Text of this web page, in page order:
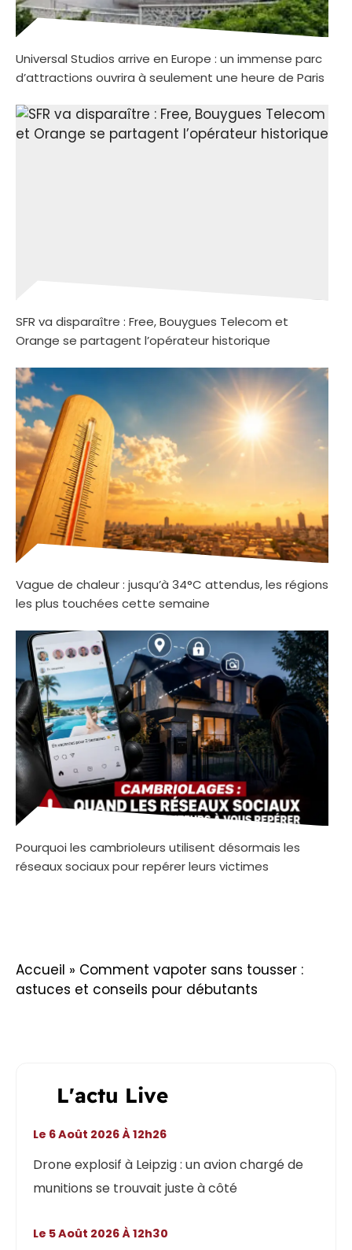
Universal Studios arrive en Europe : un immense parc
d’attractions ouvrira à seulement une heure de Paris
SFR va disparaître : Free, Bouygues Telecom et
Orange se partagent l’opérateur historique
Vague de chaleur : jusqu’à 34°C attendus, les régions
les plus touchées cette semaine
Pourquoi les cambrioleurs utilisent désormais les
réseaux sociaux pour repérer leurs victimes
Accueil » Comment vapoter sans tousser :
astuces et conseils pour débutants
L'actu Live
Drone explosif à Leipzig : un avion chargé de
munitions se trouvait juste à côté
Le 6 Août 2026 À 12h26
Le 5 Août 2026 À 12h30